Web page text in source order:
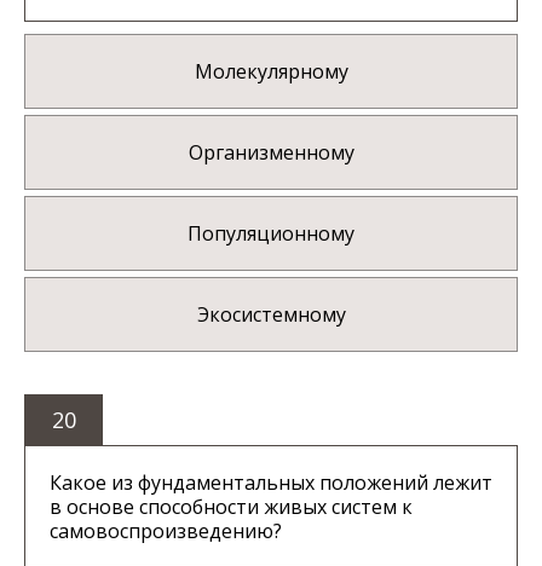
Молекулярному
Организменному
Популяционному
Экосистемному
20
Какое из фундаментальных положений лежит
в основе способности живых систем к
самовоспроизведению?